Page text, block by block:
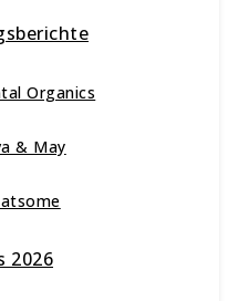
Organics
& May
2026